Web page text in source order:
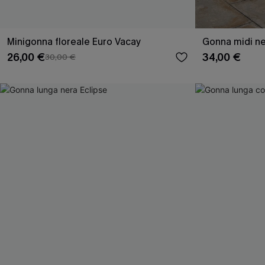
Minigonna floreale Euro Vacay
26,00 €30,00 €
Gonna midi
34,00 €